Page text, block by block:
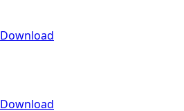
Download
Download